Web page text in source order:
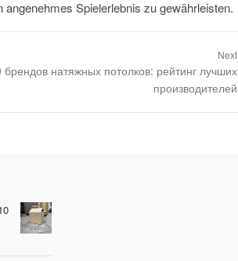
Spielerlebnis zu gewährleisten.
Next
брендов натяжных потолков: рейтинг лучших
производителей